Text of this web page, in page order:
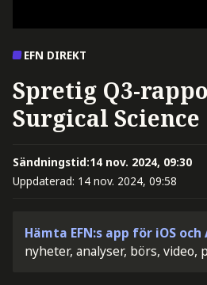
EFN DIREKT
Spretig Q3-
Surgical Science
Sändningstid:14 nov. 2024, 09:30
Uppdaterad: 14 nov. 2024, 09:58
Hämta EFN:s app för iOS
nyheter, analyser, börs, video,